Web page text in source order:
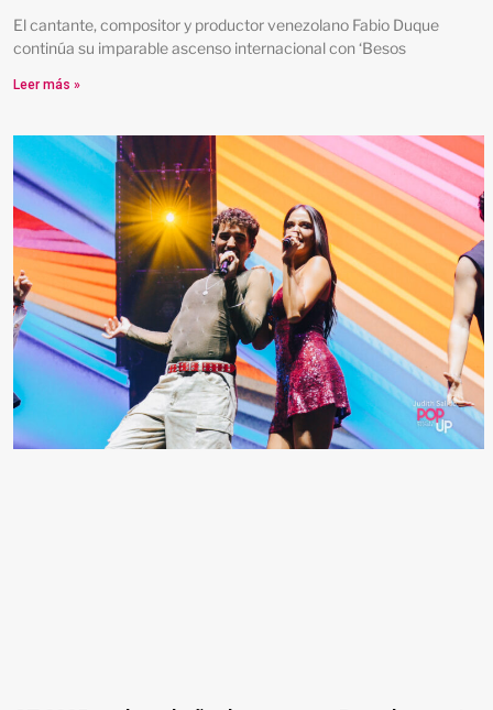
El cantante, compositor y productor venezolano Fabio Duque
continúa su imparable ascenso internacional con ‘Besos
Leer más »